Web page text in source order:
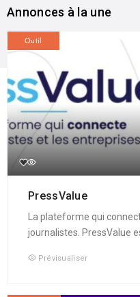
Annonces à la une
Outil
PressValue
La plateforme qui
journalistes. PressValue
Prévisualiser